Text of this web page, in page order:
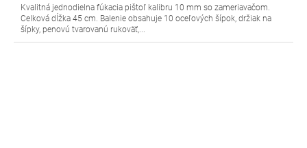
Kvalitná jednodielna fúkacia pištoľ kalibru 10 mm so zameriavačom.
Celková dĺžka 45 cm. Balenie obsahuje 10 oceľových šípok, držiak na
šípky, penovú tvarovanú rukoväť,...